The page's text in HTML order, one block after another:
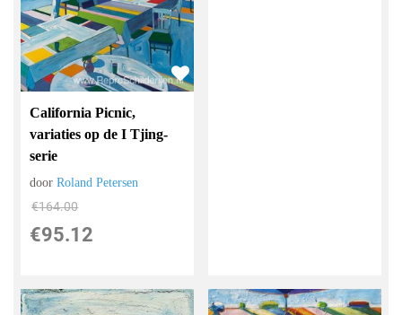
California Picnic,
variaties op de I Tjing-
serie
doorRoland Petersen
€164.00
€95.12